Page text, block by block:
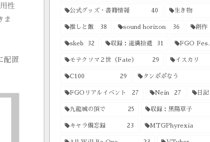
性
ま
配置
公式グッズ・書籍情報 40 生き物
推しと飯 38 sound horizon 36 創作
skeb 32 収録：道満拾遺 31 FGO Fes.
モテクソマ２世（Fate） 29 イスカリ
C100 29 タンポポなう
FGOリアルイベント 27 Nein 27 日記
九龍城の頂で 25 収録：黒陽草子
キャラ備忘録 23 MTGPhyrexia